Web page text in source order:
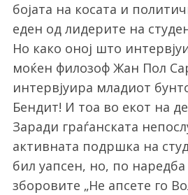
бојата на косата и
еден од лидерите на
Но како оној што
моќен филозоф Жан Пол
интервјуира младиот
Бендит! И тоа во екот на
Заради граѓанската
активната подршка на
бил уапсен, но, по
зборовите „Не апсете го